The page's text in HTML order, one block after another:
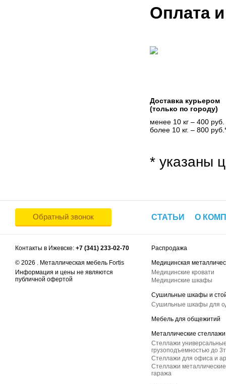
Оплата
Доставка курьером
(только по городу)
менее 10 кг – 400 руб.
более 10 кг. – 800
* указаны
Обратный звонок СТАТЬИ О
Контакты в Ижевске: +7 (341) 233-02-70
© 2026 . Металлическая мебель Fortis
Информация и цены не являются
публичной офертой
Распродажа
Медицинская
Медицинские кровати
Медицинские шкафы
Сушильные шкафы и
Сушильные шкафы для
Мебель для общежитий
Металлические стеллажи
Стеллажи
грузоподъемностью до
Стеллажи для офиса и
Стеллажи
гаража